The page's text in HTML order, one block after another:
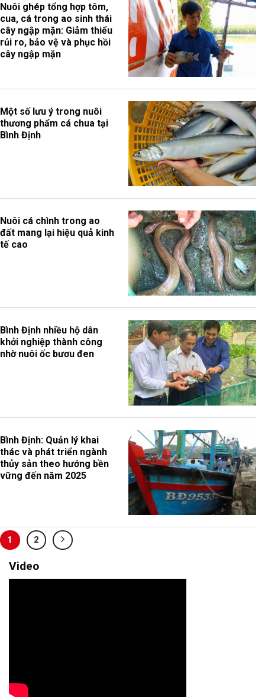
Nuôi ghép tổng hợp tôm,
cua, cá trong ao sinh thái
cây ngập mặn: Giảm thiểu
rủi ro, bảo vệ và phục hồi
cây ngập mặn
Một số lưu ý trong nuôi
thương phẩm cá chua tại
Bình Định
Nuôi cá chình trong ao
đất mang lại hiệu quả kinh
tế cao
Bình Định nhiều hộ dân
khởi nghiệp thành công
nhờ nuôi ốc bươu đen
Bình Định: Quản lý khai
thác và phát triển ngành
thủy sản theo hướng bền
vững đến năm 2025
1 2
Video